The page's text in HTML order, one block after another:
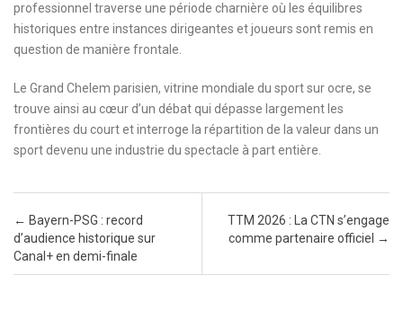
professionnel traverse une période charnière où les équilibres
historiques entre instances dirigeantes et joueurs sont remis en
question de manière frontale.
Le Grand Chelem parisien, vitrine mondiale du sport sur ocre, se
trouve ainsi au cœur d’un débat qui dépasse largement les
frontières du court et interroge la répartition de la valeur dans un
sport devenu une industrie du spectacle à part entière.
Post navigation
← Bayern-PSG : record
d’audience historique sur
Canal+ en demi-finale
TTM 2026 : La CTN s’engage
comme partenaire officiel →